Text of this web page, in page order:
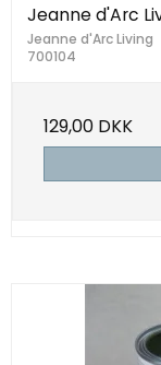
Jeanne d'Arc
Jeanne d'Arc Living
700104
129,00 DKK